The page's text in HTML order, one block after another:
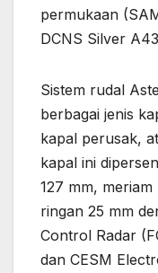
permukaan
DCNS Silver
Sistem rudal
berbagai jenis
kapal perusak,
kapal ini
127 mm,
ringan 25 mm
Control Radar
dan CESM